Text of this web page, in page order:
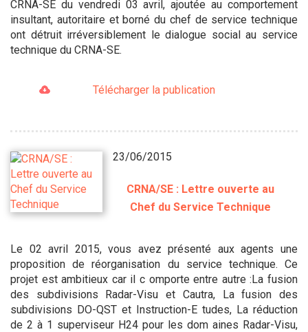
CRNA-SE du vendredi 03 avril, ajoutée au comportement
insultant, autoritaire et borné du chef de service technique
ont détruit irréversiblement le dialogue social au service
technique du CRNA-SE.
Télécharger la publication
23/06/2015
CRNA/SE : Lettre ouverte au
Chef du Service Technique
Le 02 avril 2015, vous avez présenté aux agents une
proposition de réorganisation du service technique. Ce
projet est ambitieux car il c omporte entre autre :La fusion
des subdivisions Radar-Visu et Cautra, La fusion des
subdivisions DO-QST et Instruction-E tudes, La réduction
de 2 à 1 superviseur H24 pour les dom aines Radar-Visu,